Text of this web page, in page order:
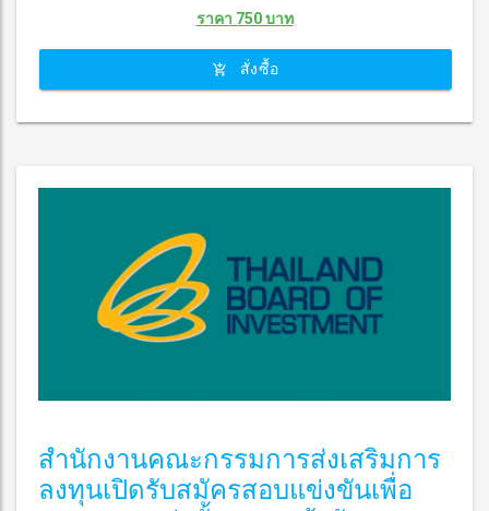
ราคา 750 บาท
สั่งซื้อ
สำนักงานคณะกรรมการส่งเสริมการ
ลงทุนเปิดรับสมัครสอบแข่งขันเพื่อ